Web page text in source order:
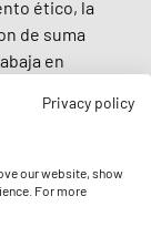
ético, la
de suma
en
esforzándose
sostenible,
Privacy policy
our website, show
For more